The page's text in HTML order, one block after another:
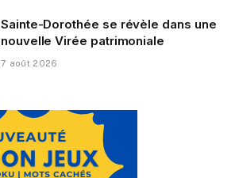
Sainte-Dorothée se révèle dans une
nouvelle Virée patrimoniale
7 août 2026